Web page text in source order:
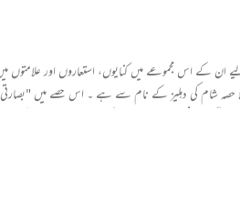
ان کے اس مجموعے میں کنایوں، استعاروں اور
حصہ شام کی دہلیز کے نام سے ہے ۔ اس حصے میں
آگے " اجنبی سرد آسمان " کے دائرے سے باہر